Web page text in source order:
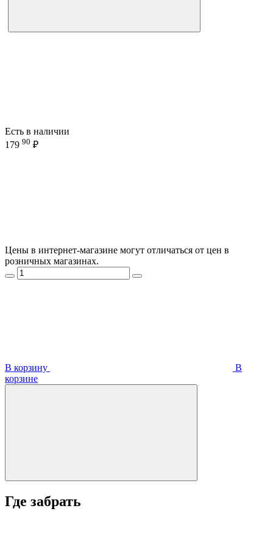
Есть в наличии
179 90 ₽
Цены в интернет-магазине могут отличаться от цен в
розничных магазинах.
В корзину
В
корзинe
Где забрать